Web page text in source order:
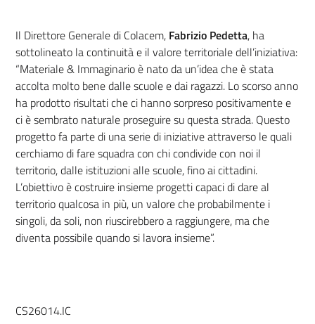
Il Direttore Generale di Colacem, Fabrizio Pedetta, ha
sottolineato la continuità e il valore territoriale dell’iniziativa:
“Materiale & Immaginario è nato da un’idea che è stata
accolta molto bene dalle scuole e dai ragazzi. Lo scorso anno
ha prodotto risultati che ci hanno sorpreso positivamente e
ci è sembrato naturale proseguire su questa strada. Questo
progetto fa parte di una serie di iniziative attraverso le quali
cerchiamo di fare squadra con chi condivide con noi il
territorio, dalle istituzioni alle scuole, fino ai cittadini.
L’obiettivo è costruire insieme progetti capaci di dare al
territorio qualcosa in più, un valore che probabilmente i
singoli, da soli, non riuscirebbero a raggiungere, ma che
diventa possibile quando si lavora insieme”.
CS26014.IC